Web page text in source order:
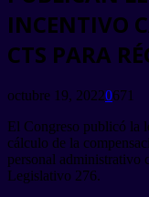
INCENTIVO
CTS PARA
octubre 19, 20220671
El Congreso publicó la
cálculo de la
personal administrativo
Legislativo 276.